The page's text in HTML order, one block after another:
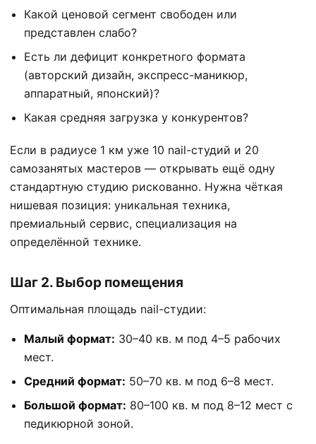
Какой ценовой сегмент свободен или
представлен слабо?
Есть ли дефицит конкретного формата
(авторский дизайн, экспресс-маникюр,
аппаратный, японский)?
Какая средняя загрузка у конкурентов?
Если в радиусе 1 км уже 10 nail-студий и 20
самозанятых мастеров — открывать ещё одну
стандартную студию рискованно. Нужна чёткая
нишевая позиция: уникальная техника,
премиальный сервис, специализация на
определённой технике.
Шаг 2. Выбор помещения
Оптимальная площадь nail-студии:
Малый формат: 30–40 кв. м под 4–5 рабочих
мест.
Средний формат: 50–70 кв. м под 6–8 мест.
Большой формат: 80–100 кв. м под 8–12 мест с
педикюрной зоной.